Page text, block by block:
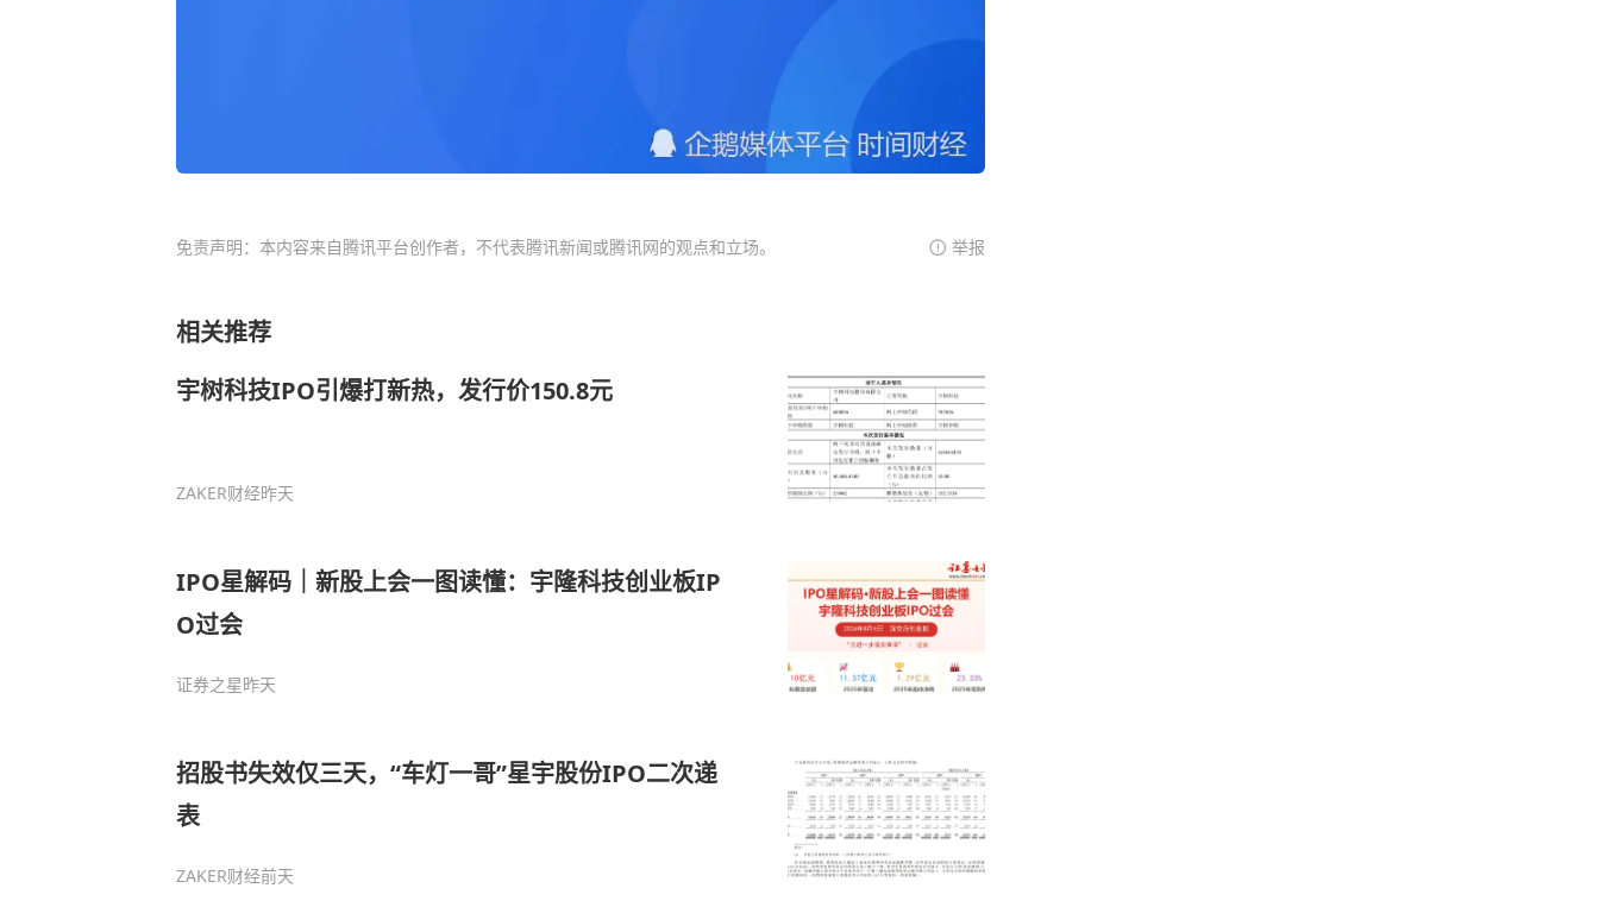
免责声明：本内容来自腾讯平台创作者，不代表腾讯新闻或腾讯网的观点和立场。 举报
相关推荐
宇树科技IPO引爆打新热，发行价150.8元
ZAKER财经昨天
IPO星解码｜新股上会一图读懂：宇隆科技创业板IP
O过会
证券之星昨天
招股书失效仅三天，“车灯一哥”星宇股份IPO二次递
表
ZAKER财经前天